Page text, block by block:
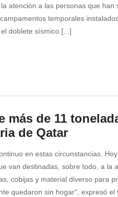
atención a las personas que han
temporales
doblete sísmico [...]
más de 11
de Qatar
en estas circunstancias.
van destinadas, sobre todo, a la
cobijas y material diverso para
quedaron sin hogar", expresó el